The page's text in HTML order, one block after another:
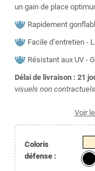
un gain de place
Rapidement
Facile d’entretien -
Résistant aux UV -
Délai de livraison : 21
visuels non contractuels
Voir
Coloris
défense :